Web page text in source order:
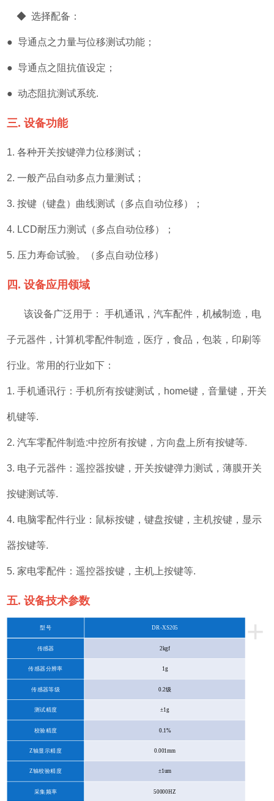
◆ 选择配备：
● 导通点之力量与位移测试功能；
● 导通点之阻抗值设定；
● 动态阻抗测试系统.
三. 设备功能
1. 各种开关按键弹力位移测试；
2. 一般产品自动多点力量测试；
3. 按键（键盘）曲线测试（多点自动位移）；
4. LCD耐压力测试（多点自动位移）；
5. 压力寿命试验。（多点自动位移）
四. 设备应用领域
该设备广泛用于： 手机通讯，汽车配件，机械制造，电
子元器件，计算机零配件制造，医疗，食品，包装，印刷等
行业。常用的行业如下：
1. 手机通讯行：手机所有按键测试，home键，音量键，开关
机键等.
2. 汽车零配件制造:中控所有按键，方向盘上所有按键等.
3. 电子元器件：遥控器按键，开关按键弹力测试，薄膜开关
按键测试等.
4. 电脑零配件行业：鼠标按键，键盘按键，主机按键，显示
器按键等.
5. 家电零配件：遥控器按键，主机上按键等.
五. 设备技术参数
+
型号 DR-XS205
传感器 2kgf
传感器分辨率 1g
传感器等级 0.2级
测试精度 ±1g
校验精度 0.1%
Z轴显示精度 0.001mm
Z轴校验精度 ±1um
采集频率 50000HZ